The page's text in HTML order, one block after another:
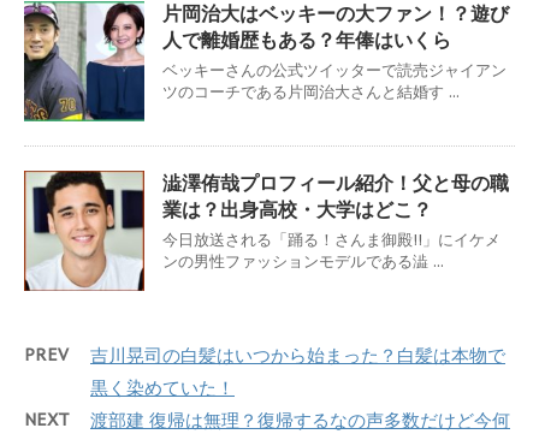
片岡治大はベッキーの大ファン！？遊び
人で離婚歴もある？年俸はいくら
ベッキーさんの公式ツイッターで読売ジャイアン
ツのコーチである片岡治大さんと結婚す ...
澁澤侑哉プロフィール紹介！父と母の職
業は？出身高校・大学はどこ？
今日放送される「踊る！さんま御殿!!」にイケメ
ンの男性ファッションモデルである澁 ...
PREV
吉川晃司の白髪はいつから始まった？白髪は本物で
黒く染めていた！
NEXT
渡部建 復帰は無理？復帰するなの声多数だけど今何